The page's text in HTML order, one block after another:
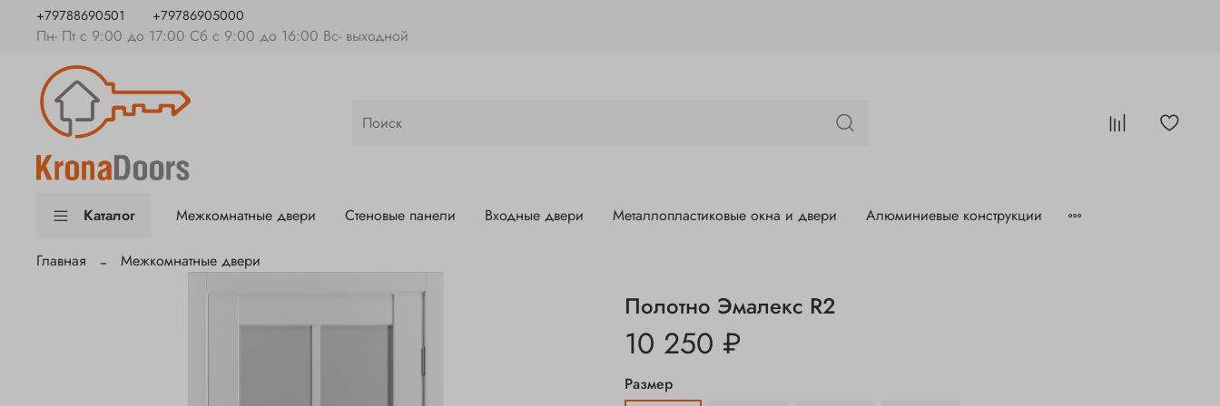
Пн- Пт с 9:00 до 17:00 Сб с 9:00 до 16:00 Вс- выходной
+79788690501 +79786905000
Каталог Межкомнатные двери Стеновые панели Входные двери Металлопластиковые окна и двери Алюминиевые конструкции
Главная Межкомнатные двери
Полотно Эмалекс R2
10 250 ₽
Размер